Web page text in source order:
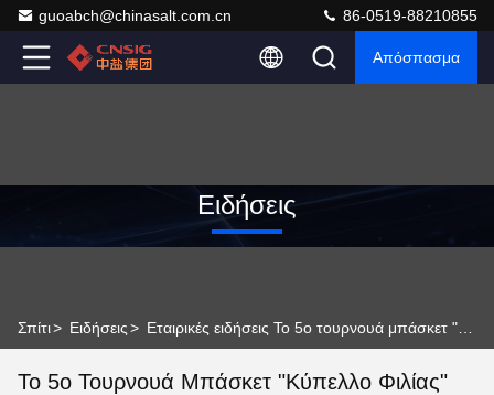
guoabch@chinasalt.com.cn 86-0519-88210855
Απόσπασμα
Ειδήσεις
Σπίτι> Ειδήσεις>
Το 5ο Τουρνουά Μπάσκετ "Κύπελλο Φιλίας"